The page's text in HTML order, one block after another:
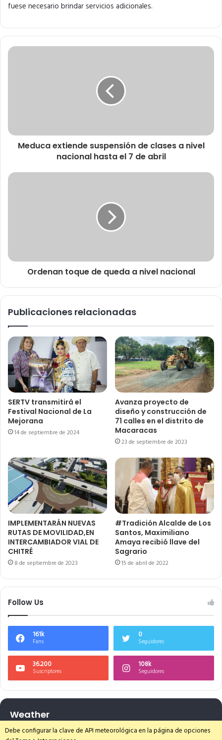
fuese necesario brindar servicios adicionales.
Meduca extiende suspensión de clases a nivel
nacional hasta el 7 de abril
Ordenan toque de queda a nivel nacional
Publicaciones relacionadas
SERTV transmitirá el
Festival Nacional de La
Mejorana
14 de septiembre de 2024
Avanza proyecto de
diseño y construcción de
71 calles en el distrito de
Macaracas
23 de septiembre de 2023
IMPLEMENTARÁN NUEVAS
RUTAS DE MOVILIDAD,EN
INTERCAMBIADOR VIAL DE
CHITRÉ
8 de septiembre de 2023
#Tradición Alcalde de Los
Santos, Maximiliano
Amaya recibió llave del
Sagrario
15 de abril de 2022
Follow Us
161k
Fans
0
Seguidores
36.200
Suscriptores
108k
Seguidores
Weather
Debe configurar la clave de API meteorológica en la página de opciones